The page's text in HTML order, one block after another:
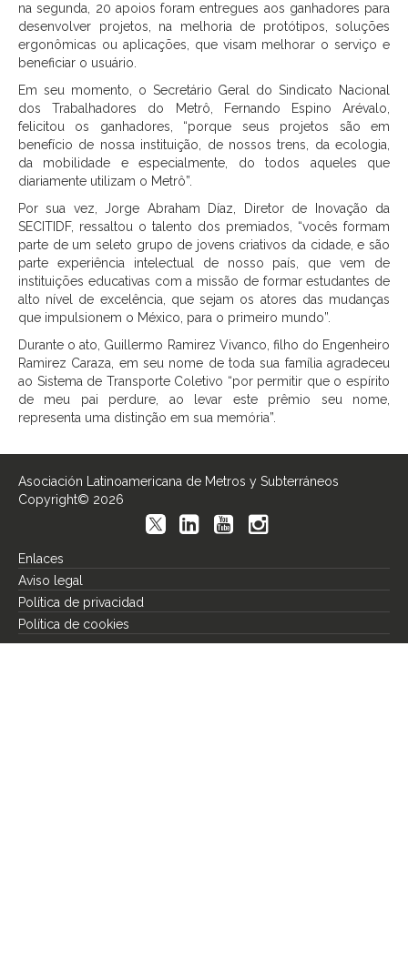
na segunda, 20 apoios foram entregues aos ganhadores para
desenvolver projetos, na melhoria de protótipos, soluções
ergonômicas ou aplicações, que visam melhorar o serviço e
beneficiar o usuário.
Em seu momento, o Secretário Geral do Sindicato Nacional
dos Trabalhadores do Metrô, Fernando Espino Arévalo,
felicitou os ganhadores, “porque seus projetos são em
benefício de nossa instituição, de nossos trens, da ecologia,
da mobilidade e especialmente, do todos aqueles que
diariamente utilizam o Metrô”.
Por sua vez, Jorge Abraham Díaz, Diretor de Inovação da
SECITIDF, ressaltou o talento dos premiados, “vocês formam
parte de um seleto grupo de jovens criativos da cidade, e são
parte experiência intelectual de nosso país, que vem de
instituições educativas com a missão de formar estudantes de
alto nível de excelência, que sejam os atores das mudanças
que impulsionem o México, para o primeiro mundo”.
Durante o ato, Guillermo Ramirez Vivanco, filho do Engenheiro
Ramirez Caraza, em seu nome de toda sua família agradeceu
ao Sistema de Transporte Coletivo “por permitir que o espírito
de meu pai perdure, ao levar este prêmio seu nome,
representa uma distinção em sua memória”.
Asociación Latinoamericana de Metros y Subterráneos
Copyright© 2026
Enlaces
Aviso legal
Política de privacidad
Política de cookies